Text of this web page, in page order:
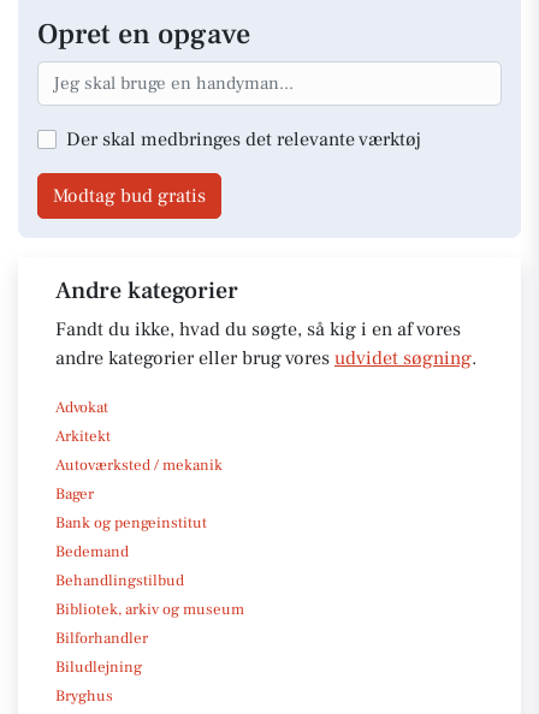
Opret en opgave
Der skal medbringes det relevante værktøj
Modtag bud gratis
Andre kategorier
Fandt du ikke, hvad du søgte, så kig i en af vores
andre kategorier eller brug vores udvidet søgning.
Advokat
Arkitekt
Autoværksted / mekanik
Bager
Bank og pengeinstitut
Bedemand
Behandlingstilbud
Bibliotek, arkiv og museum
Bilforhandler
Biludlejning
Bryghus